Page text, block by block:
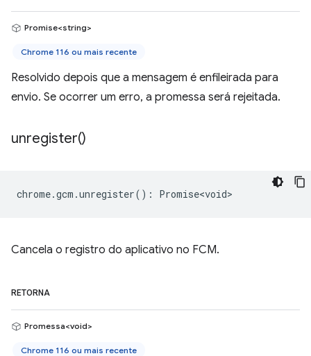
Promise<string>
Chrome 116 ou mais recente
Resolvido depois que a mensagem é enfileirada para
envio. Se ocorrer um erro, a promessa será rejeitada.
unregister()
chrome.gcm .unregister() : Promise<void>
Cancela o registro do aplicativo no FCM.
RETORNA
Promessa<void>
Chrome 116 ou mais recente